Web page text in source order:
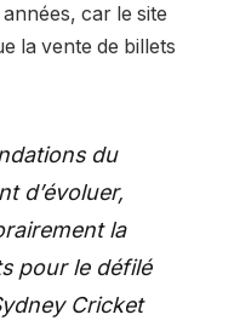
car le site
la vente de billets
du
d’évoluer,
la
pour le défilé
Cricket